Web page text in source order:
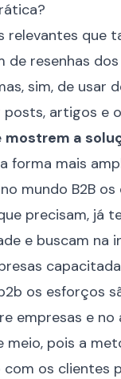
relevantes que
de resenhas
sim, de usar
posts, artigos e
mostrem a
forma mais
mundo B2B
precisam, já
e buscam na
os esforços
empresas e no
meio, pois a
os clientes